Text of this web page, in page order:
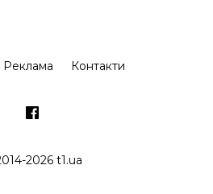
Реклама Контакти
2026 t1.ua